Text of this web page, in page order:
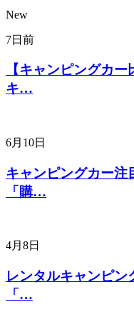
New
7日前
【キャンピングカ
キ…
6月10日
キャンピングカー注
「購…
4月8日
レンタルキャンピン
「…